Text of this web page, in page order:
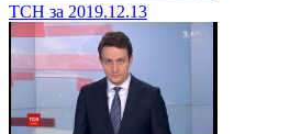
ТСН за 2019.12.13